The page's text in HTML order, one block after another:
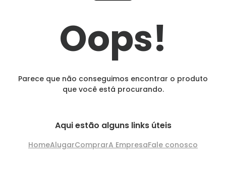
Oops!
Parece que não conseguimos encontrar o produto
que você está procurando.
Aqui estão alguns links úteis
HomeAlugarComprarA EmpresaFale conosco